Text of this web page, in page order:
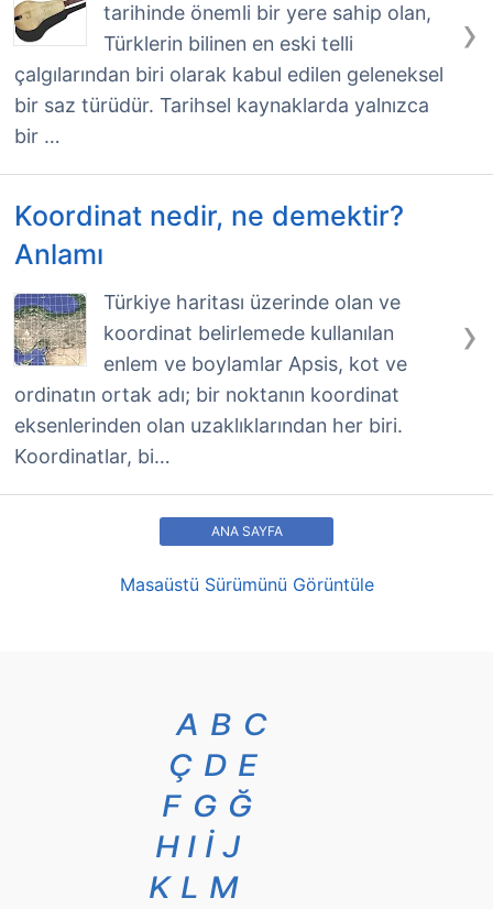
›
tarihinde önemli bir yere sahip olan,
Türklerin bilinen en eski telli
çalgılarından biri olarak kabul edilen geleneksel
bir saz türüdür. Tarihsel kaynaklarda yalnızca
bir …
Koordinat nedir, ne demektir?
Anlamı
›
Türkiye haritası üzerinde olan ve
koordinat belirlemede kullanılan
enlem ve boylamlar Apsis, kot ve
ordinatın ortak adı; bir noktanın koordinat
eksenlerinden olan uzaklıklarından her biri.
Koordinatlar, bi…
ANA SAYFA
Masaüstü Sürümünü Görüntüle
A B C
Ç D E
F G Ğ
H I İ J
K L M